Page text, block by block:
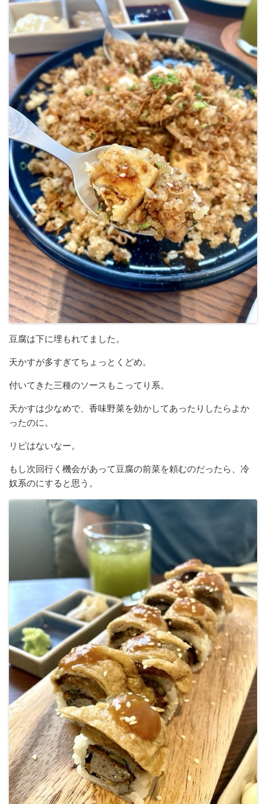
豆腐は下に埋もれてました。
天かすが多すぎてちょっとくどめ。
付いてきた三種のソースもこってり系。
天かすは少なめで、香味野菜を効かしてあったりしたらよか
ったのに。
リピはないなー。
もし次回行く機会があって豆腐の前菜を頼むのだったら、冷
奴系のにすると思う。